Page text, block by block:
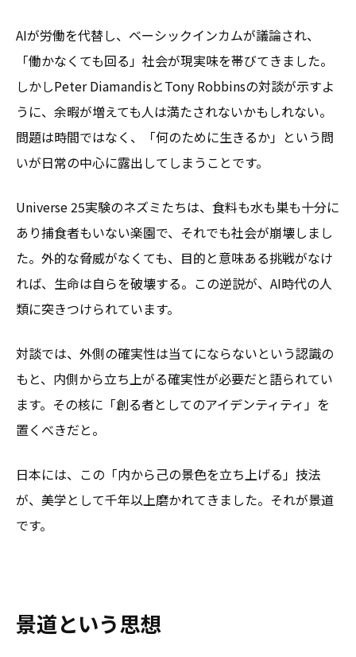
AIが労働を代替し、ベーシックインカムが議論され、
「働かなくても回る」社会が現実味を帯びてきました。
しかしPeter DiamandisとTony Robbinsの対談が示すよ
うに、余暇が増えても人は満たされないかもしれない。
問題は時間ではなく、「何のために生きるか」という問
いが日常の中心に露出してしまうことです。
Universe 25実験のネズミたちは、食料も水も巣も十分に
あり捕食者もいない楽園で、それでも社会が崩壊しまし
た。外的な脅威がなくても、目的と意味ある挑戦がなけ
れば、生命は自らを破壊する。この逆説が、AI時代の人
類に突きつけられています。
対談では、外側の確実性は当てにならないという認識の
もと、内側から立ち上がる確実性が必要だと語られてい
ます。その核に「創る者としてのアイデンティティ」を
置くべきだと。
日本には、この「内から己の景色を立ち上げる」技法
が、美学として千年以上磨かれてきました。それが景道
です。
景道という思想